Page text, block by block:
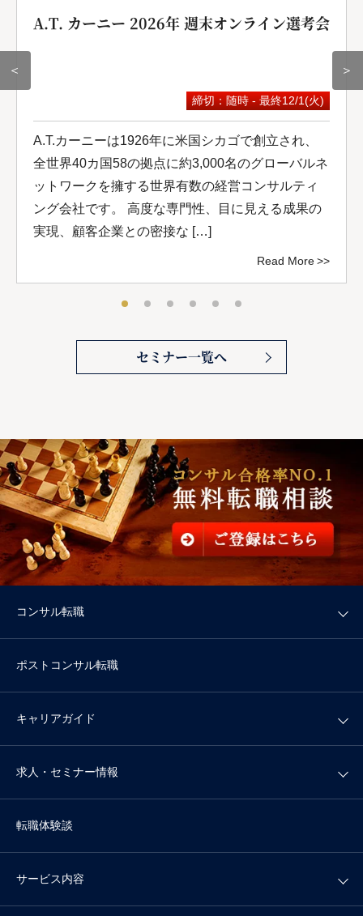
＜
A.T. カーニー 2026年 週末オンライン選考会
締切：随時 - 最終12/1(火)
A.T.カーニーは1926年に米国シカゴで創立され、
全世界40カ国58の拠点に約3,000名のグローバルネ
ットワークを擁する世界有数の経営コンサルティ
ング会社です。 高度な専門性、目に見える成果の
実現、顧客企業との密接な […]
Read More
＞
セミナー一覧へ
コンサル転職
ポストコンサル転職
キャリアガイド
求人・セミナー情報
転職体験談
サービス内容